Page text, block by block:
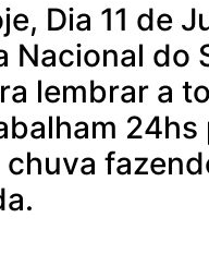
Dia 11 de
Nacional do
lembrar a
24hs
chuva